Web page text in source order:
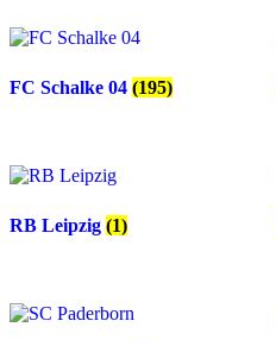
FC Schalke 04 (195)
RB Leipzig (1)